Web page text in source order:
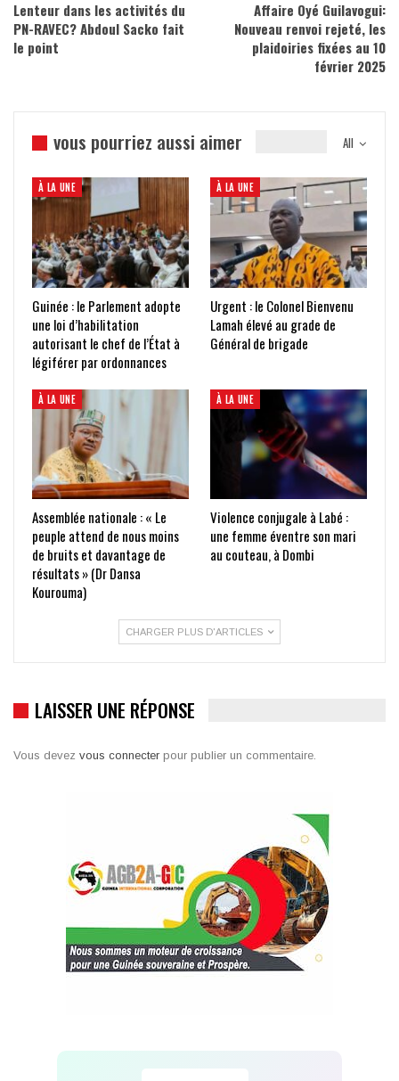
Lenteur dans les activités du
PN-RAVEC? Abdoul Sacko fait
le point
Affaire Oyé Guilavogui:
Nouveau renvoi rejeté, les
plaidoiries fixées au 10
février 2025
All
vous pourriez aussi aimer
À LA UNE
Guinée : le Parlement adopte
une loi d’habilitation
autorisant le chef de l’État à
légiférer par ordonnances
À LA UNE
Urgent : le Colonel Bienvenu
Lamah élevé au grade de
Général de brigade
À LA UNE
Assemblée nationale : « Le
peuple attend de nous moins
de bruits et davantage de
résultats » (Dr Dansa
Kourouma)
À LA UNE
Violence conjugale à Labé :
une femme éventre son mari
au couteau, à Dombi
CHARGER PLUS D'ARTICLES
LAISSER UNE RÉPONSE
Vous devez vous connecter pour publier un commentaire.